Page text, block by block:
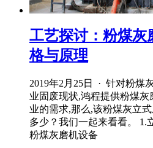
工艺探讨：粉煤灰
格与原理
2019年2月25日 · 针对粉煤
业固废现状,鸿程提供粉煤
业的需求,那么,该粉煤灰立
多少？我们一起来看看。 1.
粉煤灰磨机设备